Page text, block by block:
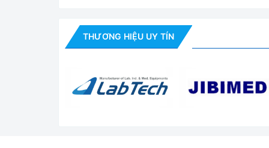
Đèn LED 20W, dài 1200mm
Tốc độ dòng khí 0.2~2.3 m/s, 10 cấp điều
THƯƠNG HIỆU UY TÍN